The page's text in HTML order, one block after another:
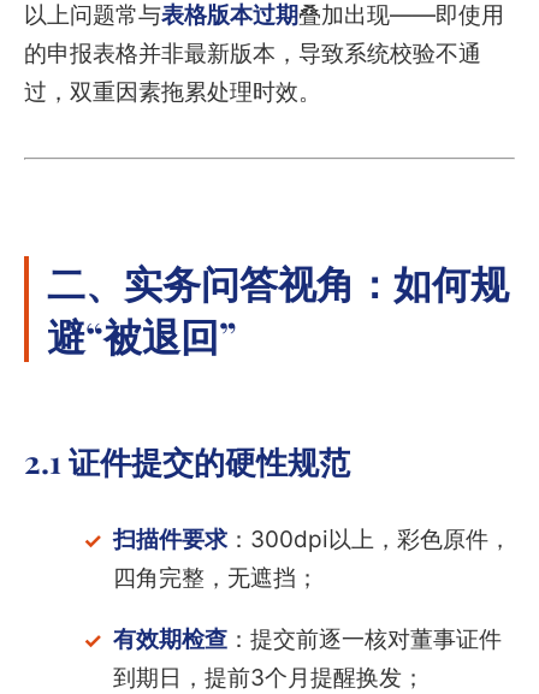
以上问题常与表格版本过期叠加出现——即使用
的申报表格并非最新版本，导致系统校验不通
过，双重因素拖累处理时效。
二、实务问答视角：如何规
避“被退回”
2.1 证件提交的硬性规范
扫描件要求：300dpi以上，彩色原件，
四角完整，无遮挡；
有效期检查：提交前逐一核对董事证件
到期日，提前3个月提醒换发；